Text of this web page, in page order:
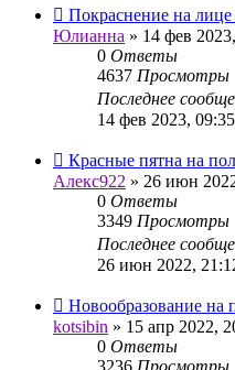
Покраснение на
Юлианна » 14 фев
0 Ответы
4637 Просмотры
Последнее
14 фев 2023, 09:35
Красные пятна на
Алекс922 » 26 июн
0 Ответы
3349 Просмотры
Последнее
26 июн 2022,
Новообразование на
kotsibin » 15 апр 2022,
0 Ответы
3236 Просмотры